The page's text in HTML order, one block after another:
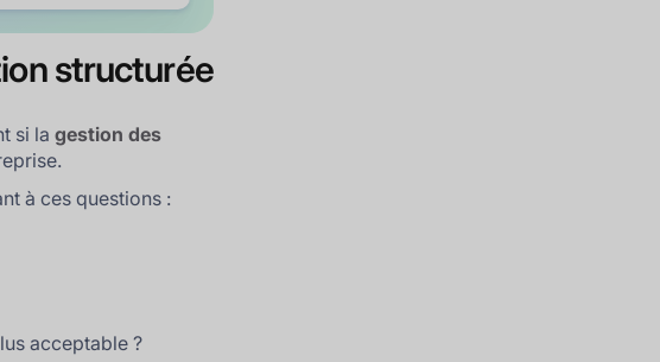
structurée
si lagestion des
à ces questions :
acceptable ?